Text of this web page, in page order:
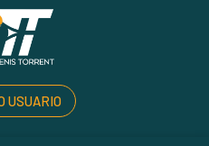
USUARIO